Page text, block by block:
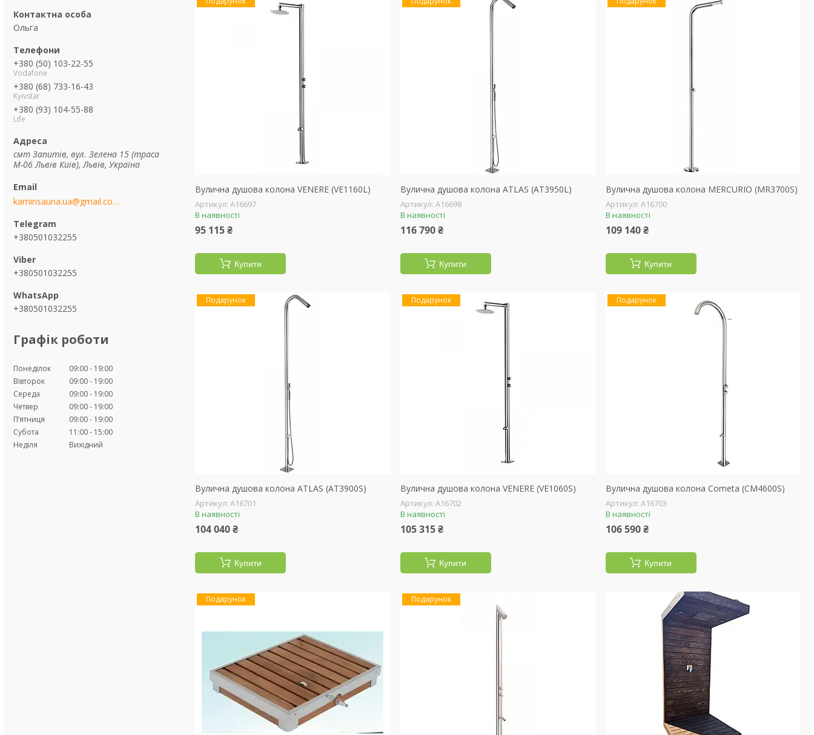
Ольга
+380 (50) 103-22-55
Vodafone
+380 (68) 733-16-43
Kyivstar
+380 (93) 104-55-88
Life
смт Запитів, вул. Зелена 15 (траса
М-06 Львів Київ), Львів, Україна
kaminsauna.ua@gmail.com
+380501032255
+380501032255
+380501032255
Графік роботи
Понеділок 09:00
19:00
Вівторок
09:00
19:00
Середа
09:00
19:00
Четвер
09:00
19:00
Пʼятниця
09:00
19:00
Субота
11:00
15:00
Неділя
Вихідний
Вулична душова колона VENERE (VE1160L)
А16697
В наявності
95 115 ₴
Купити
Вулична душова колона ATLAS (AT3950L)
А16698
В наявності
116 790 ₴
Купити
Вулична душова колона MERCURIO (MR3700S)
А16700
В наявності
109 140 ₴
Купити
Подарунок
Вулична душова колона ATLAS (AT3900S)
А16701
В наявності
104 040 ₴
Купити
Подарунок
Вулична душова колона VENERE (VE1060S)
А16702
В наявності
105 315 ₴
Купити
Подарунок
Вулична душова колона Cometa (CM4600S)
А16703
В наявності
106 590 ₴
Купити
Подарунок Подарунок